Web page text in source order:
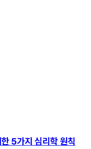
5가지 심리학 원칙